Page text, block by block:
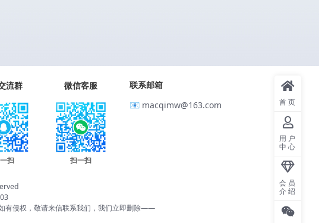
流群
扫
微信客服
扫一扫
联系邮箱
📧 macqimw@163.com
有侵权，敬请来信联系我们，我们立即删除——
首页
用户
中心
会员
介绍